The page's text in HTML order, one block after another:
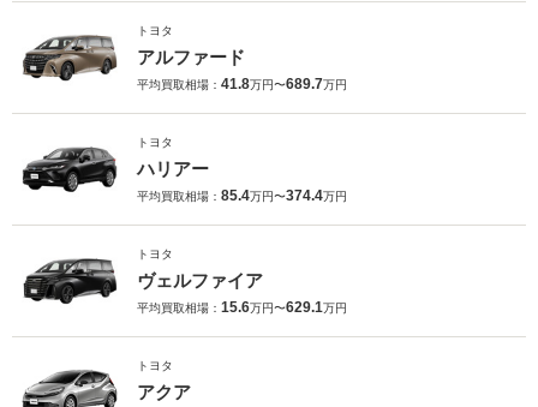
トヨタ
アルファード
平均買取相場： 41.8万円〜689.7万円
トヨタ
ハリアー
平均買取相場： 85.4万円〜374.4万円
トヨタ
ヴェルファイア
平均買取相場： 15.6万円〜629.1万円
トヨタ
アクア